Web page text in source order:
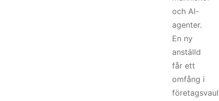
och AI-
agenter.
En ny
anställd
får ett
omfång i